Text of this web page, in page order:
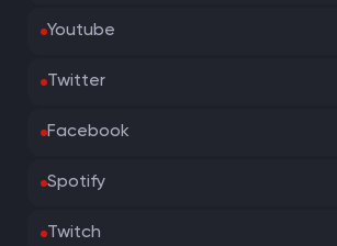
Youtube
Twitter
Facebook
Spotify
Twitch